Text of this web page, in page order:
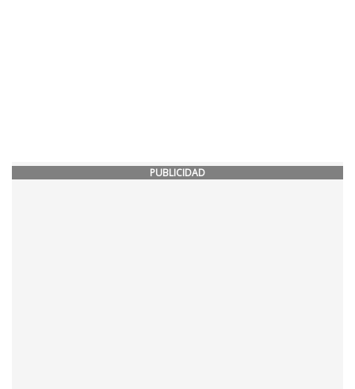
PUBLICIDAD